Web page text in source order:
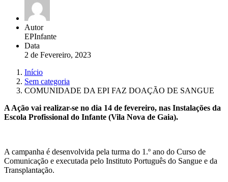
Autor
EPInfante
Data
2 de Fevereiro, 2023
Início
Sem categoria
COMUNIDADE DA EPI FAZ DOAÇÃO DE SANGUE
A Ação vai realizar-se no dia 14 de fevereiro, nas Instalações da
Escola Profissional do Infante (Vila Nova de Gaia).
A campanha é desenvolvida pela turma do 1.º ano do Curso de
Comunicação e executada pelo Instituto Português do Sangue e da
Transplantação.